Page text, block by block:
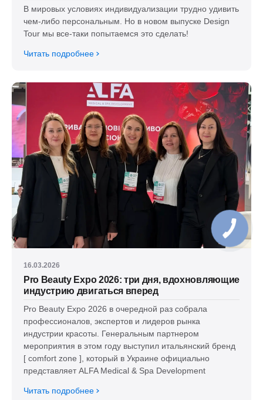
В мировых условиях индивидуализации трудно удивить
чем-либо персональным. Но в новом выпуске Design
Tour мы все-таки попытаемся это сделать!
Читать подробнее
16.03.2026
Pro Beauty Expo 2026: три дня, вдохновляющие
индустрию двигаться вперед
Pro Beauty Expo 2026 в очередной раз собрала
профессионалов, экспертов и лидеров рынка
индустрии красоты. Генеральным партнером
мероприятия в этом году выступил итальянский бренд
[ comfort zone ], который в Украине официально
представляет ALFA Medical & Spa Development
Читать подробнее